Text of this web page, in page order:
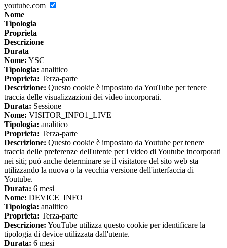
youtube.com
Nome
Tipologia
Proprieta
Descrizione
Durata
Nome: YSC
Tipologia: analitico
Proprieta: Terza-parte
Descrizione: Questo cookie è impostato da YouTube per tenere
traccia delle visualizzazioni dei video incorporati.
Durata: Sessione
Nome: VISITOR_INFO1_LIVE
Tipologia: analitico
Proprieta: Terza-parte
Descrizione: Questo cookie è impostato da Youtube per tenere
traccia delle preferenze dell'utente per i video di Youtube incorporati
nei siti; può anche determinare se il visitatore del sito web sta
utilizzando la nuova o la vecchia versione dell'interfaccia di
Youtube.
Durata: 6 mesi
Nome: DEVICE_INFO
Tipologia: analitico
Proprieta: Terza-parte
Descrizione: YouTube utilizza questo cookie per identificare la
tipologia di device utilizzata dall'utente.
Durata: 6 mesi